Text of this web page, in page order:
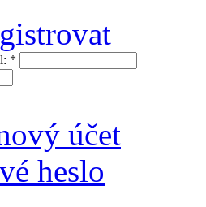
*
účet
heslo